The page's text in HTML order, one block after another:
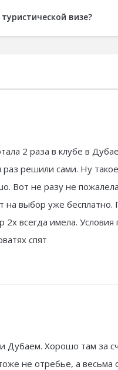
визе?
2 раза в клубе в
решили сами. Ну
Вот не разу не
на выбор уже
2х всегда имела.
спят
Хорошо там за
не отребье, а весьма